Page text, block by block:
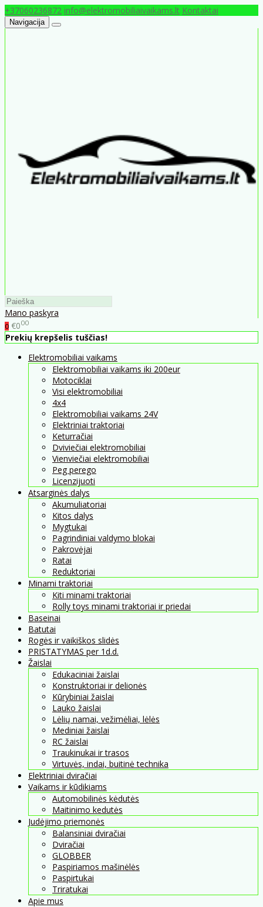
+37060236872 info@elektromobiliaivaikams.lt Kontaktai
Navigacija
Mano paskyra
0 €000
Prekių krepšelis tuščias!
Elektromobiliai vaikams
Elektromobiliai vaikams iki 200eur
Motociklai
Visi elektromobiliai
4x4
Elektromobiliai vaikams 24V
Elektriniai traktoriai
Keturračiai
Dviviečiai elektromobiliai
Vienviečiai elektromobiliai
Peg perego
Licenzijuoti
Atsarginės dalys
Akumuliatoriai
Kitos dalys
Mygtukai
Pagrindiniai valdymo blokai
Pakrovėjai
Ratai
Reduktoriai
Minami traktoriai
Kiti minami traktoriai
Rolly toys minami traktoriai ir priedai
Baseinai
Batutai
Rogės ir vaikiškos slidės
PRISTATYMAS per 1d.d.
Žaislai
Edukaciniai žaislai
Konstruktoriai ir delionės
Kūrybiniai žaislai
Lauko žaislai
Lėlių namai, vežimėliai, lėlės
Mediniai žaislai
RC žaislai
Traukinukai ir trasos
Virtuvės, indai, buitinė technika
Elektriniai dviračiai
Vaikams ir kūdikiams
Automobilinės kėdutės
Maitinimo kedutės
Judėjimo priemonės
Balansiniai dviračiai
Dviračiai
GLOBBER
Paspiriamos mašinėlės
Paspirtukai
Triratukai
Apie mus